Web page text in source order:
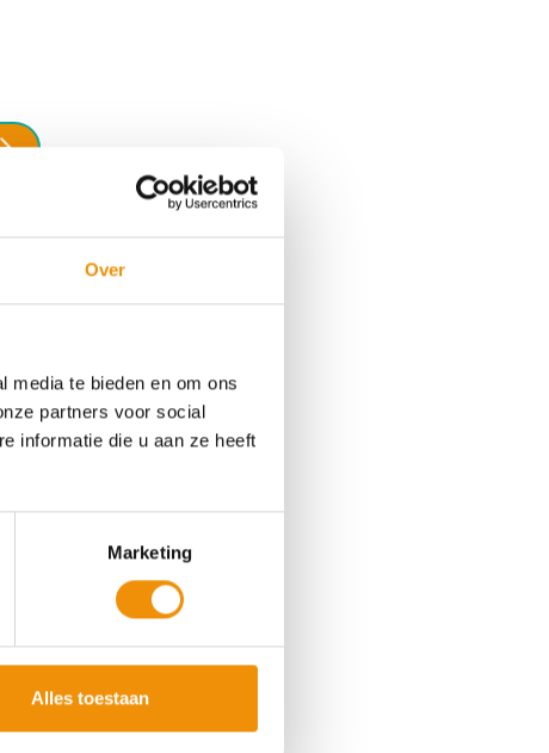
Over
media te bieden en om ons
partners voor social
informatie die u aan ze heeft
Marketing
Alles toestaan
en omlaag te gaan naar de gewenste pagina.
formulieren
document of formulier?
downloads, per fonds
weergegeven.
Downloads